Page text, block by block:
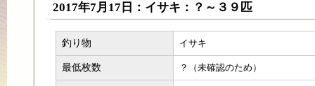
2017年7月17日：イサキ：？～３９匹
釣り物 イサキ
最低枚数 ？（未確認のため）